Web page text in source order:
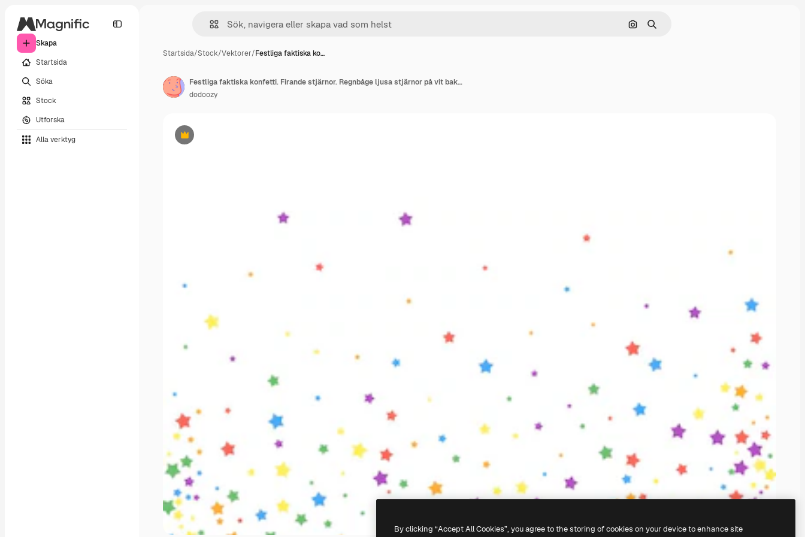
Skapa
Startsida
Söka
Stock
Utforska
Alla verktyg
Sök efter bild
Söka
Startsida/Stock/Vektorer/Festliga faktiska ko…
Premie
Festliga faktiska konfetti. Firande stjärnor. Regnbåge ljusa stjärnor på vit bakgrund. Elegant festlig överläggsmall. Vertikal vektor bakgrund.
dodoozy
By clicking “Accept All Cookies”, you agree to the storing of cookies on your device to enhance site